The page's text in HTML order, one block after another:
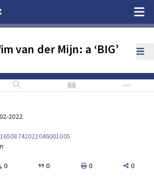
van der Mijn: a ‘BIG’
2022
0 0 0 0